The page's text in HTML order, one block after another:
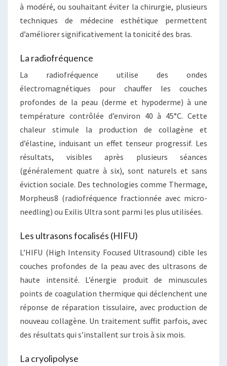
à modéré, ou souhaitant éviter la chirurgie, plusieurs
techniques de médecine esthétique permettent
d’améliorer significativement la tonicité des bras.
La radiofréquence
La radiofréquence utilise des ondes
électromagnétiques pour chauffer les couches
profondes de la peau (derme et hypoderme) à une
température contrôlée d’environ 40 à 45°C. Cette
chaleur stimule la production de collagène et
d’élastine, induisant un effet tenseur progressif. Les
résultats, visibles après plusieurs séances
(généralement quatre à six), sont naturels et sans
éviction sociale. Des technologies comme Thermage,
Morpheus8 (radiofréquence fractionnée avec micro-
needling) ou Exilis Ultra sont parmi les plus utilisées.
Les ultrasons focalisés (HIFU)
L’HIFU (High Intensity Focused Ultrasound) cible les
couches profondes de la peau avec des ultrasons de
haute intensité. L’énergie produit de minuscules
points de coagulation thermique qui déclenchent une
réponse de réparation tissulaire, avec production de
nouveau collagène. Un traitement suffit parfois, avec
des résultats qui s’installent sur trois à six mois.
La cryolipolyse